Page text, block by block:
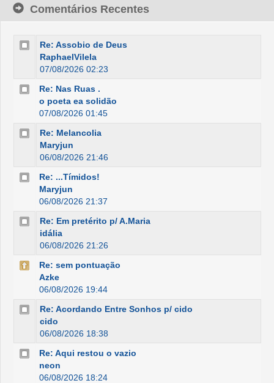
Comentários Recentes
Re: Assobio de Deus
RaphaelVilela
07/08/2026 02:23
Re: Nas Ruas .
o poeta ea solidão
07/08/2026 01:45
Re: Melancolia
Maryjun
06/08/2026 21:46
Re: ...Tímidos!
Maryjun
06/08/2026 21:37
Re: Em pretérito p/ A.Maria
idália
06/08/2026 21:26
Re: sem pontuação
Azke
06/08/2026 19:44
Re: Acordando Entre Sonhos p/ cido
cido
06/08/2026 18:38
Re: Aqui restou o vazio
neon
06/08/2026 18:24